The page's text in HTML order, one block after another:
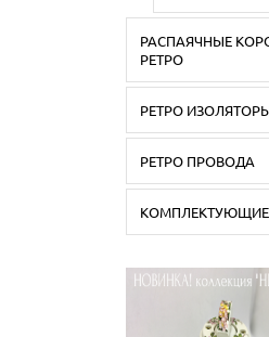
РАСПАЯЧНЫЕ
РЕТРО
РЕТРО
РЕТРО ПРОВОДА
КОМПЛЕКТУЮЩИЕ